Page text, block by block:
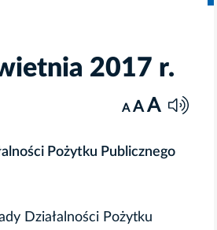
2017 r.
A A A
Pożytku Publicznego
Działalności Pożytku